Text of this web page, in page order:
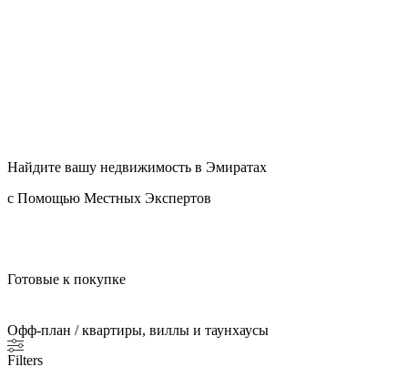
Найдите вашу недвижимость в Эмиратах
с Помощью Местных Экспертов
Готовые к покупке
Офф-план / квартиры, виллы и таунхаусы
Filters